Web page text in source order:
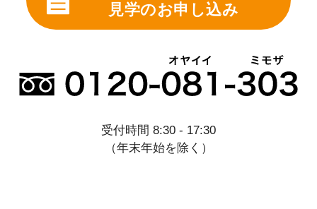
見学のお申し込み
受付時間 8:30 - 17:30
（年末年始を除く）